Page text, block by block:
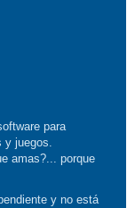
para
y juegos.
amas?... porque
y no está